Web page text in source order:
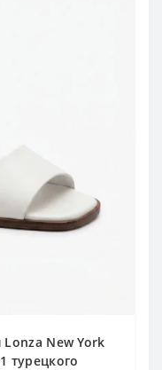
New York
турецкого